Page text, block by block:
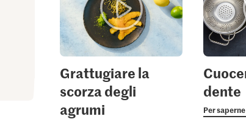
Grattugiare la
scorza degli
agrumi
dente
Per